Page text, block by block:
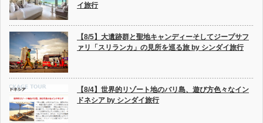
イ旅行
【8/5】大遺跡群と聖地キャンディーそしてジープサフ
ァリ「スリランカ」の見所を巡る旅 by シンダイ旅行
【8/4】世界的リゾート地のバリ島、遊び方色々なイン
ドネシア by シンダイ旅行